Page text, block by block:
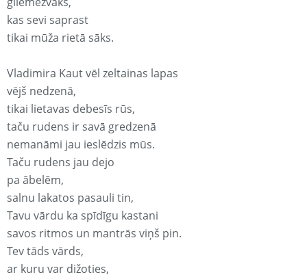
kas sevi saprast
tikai mūža rietā sāks.
Vladimira Kaut vēl zeltainas lapas
vējš nedzenā,
tikai lietavas debesīs rūs,
taču rudens ir savā gredzenā
nemanāmi jau ieslēdzis mūs.
Taču rudens jau dejo
pa ābelēm,
salnu lakatos pasauli tin,
Tavu vārdu ka spīdīgu kastani
savos ritmos un mantrās viņš pin.
Tev tāds vārds,
ar kuru var dižoties,